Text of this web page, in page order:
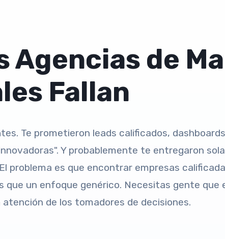
Agencias de
Fallan
Te prometieron leads calificados, dashboards
Y probablemente te entregaron
problema es que encontrar empresas
que un enfoque genérico. Necesitas gente que
de los tomadores de decisiones.